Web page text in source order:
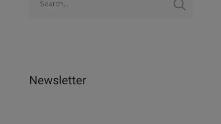
Newsletter